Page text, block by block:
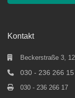
Kontakt
Beckerstraße 3,
030 - 236 266 15
030 - 236 266 17